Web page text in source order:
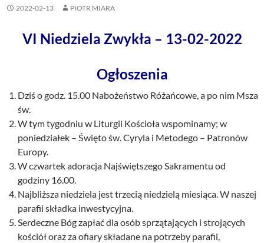
2022-02-13 PIOTR MIARA
VI Niedziela Zwykła – 13-02-2022
Ogłoszenia
Dziś o godz. 15.00 Nabożeństwo Różańcowe, a po nim Msza
św.
W tym tygodniu w Liturgii Kościoła wspominamy; w
poniedziałek – Święto św. Cyryla i Metodego – Patronów
Europy.
W czwartek adoracja Najświętszego Sakramentu od
godziny 16.00.
Najbliższa niedziela jest trzecią niedzielą miesiąca. W naszej
parafii składka inwestycyjna.
Serdeczne Bóg zapłać dla osób sprzątających i strojących
kościół oraz za ofiary składane na potrzeby parafii,